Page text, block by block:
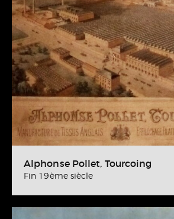
Alphonse Pollet, Tourcoing
Fin 19ème siècle